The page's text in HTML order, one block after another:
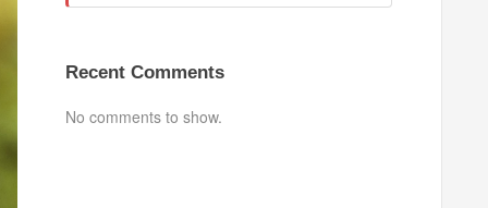
Recent Comments
No comments to show.